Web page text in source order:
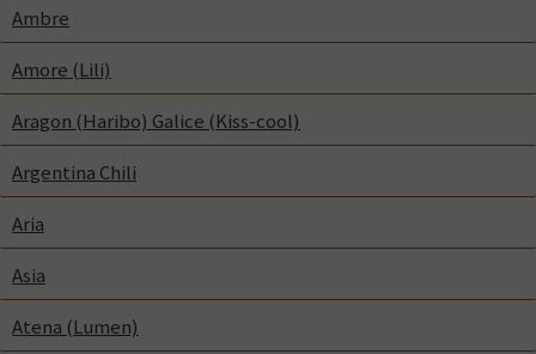
Ambre
Amore (Lili)
Aragon (Haribo) Galice (Kiss-cool)
Argentina Chili
Aria
Asia
Atena (Lumen)